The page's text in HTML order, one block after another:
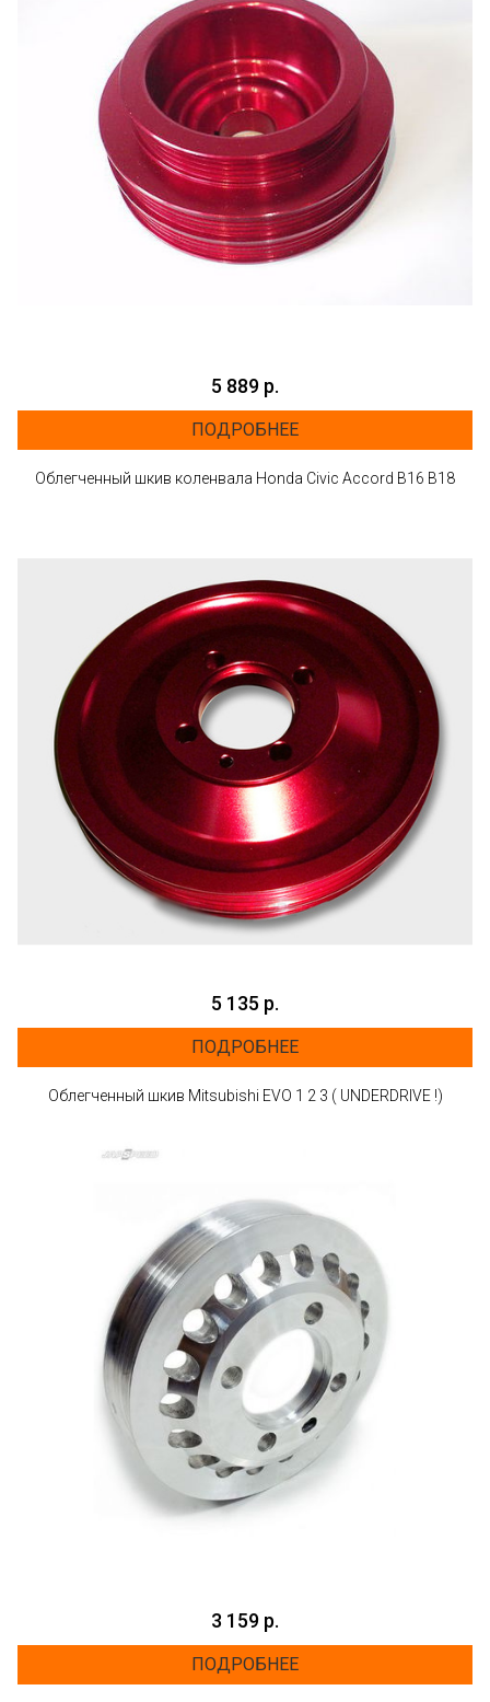
5 889 р.
ПОДРОБНЕЕ
Облегченный шкив коленвала Honda Civic Accord B16 B18
5 135 р.
ПОДРОБНЕЕ
Облегченный шкив Mitsubishi EVO 1 2 3 ( UNDERDRIVE !)
3 159 р.
ПОДРОБНЕЕ